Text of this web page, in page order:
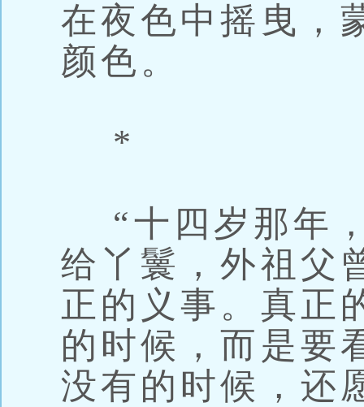
在夜色中摇曳，
颜色。
*
“十四岁那年
给丫鬟，外祖父
正的义事。真正
的时候，而是要
没有的时候，还